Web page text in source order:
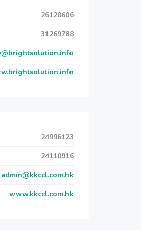
26120606
31269788
24996123
24110916
admin@kkccl.com.hk
www.kkccl.com.hk